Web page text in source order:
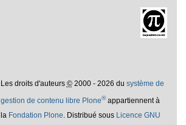
Les droits d'auteurs ©2000 - 2026 du système de
gestion de contenu libre Plone®appartiennent à
la Fondation Plone. Distribué sous Licence GNU